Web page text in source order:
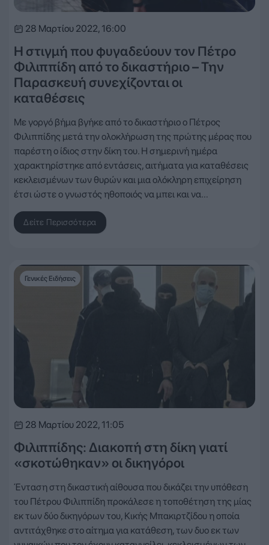
28 Μαρτίου 2022, 16:00
Η στιγμή που φυγαδεύουν τον Πέτρο
Φιλιππίδη από το δικαστήριο – Την
Παρασκευή συνεχίζονται οι
καταθέσεις
Με γοργό βήμα βγήκε από το δικαστήριο ο Πέτρος
Φιλιππίδης μετά την ολοκλήρωση της πρώτης μέρας που
παρέστη ο ίδιος στην δίκη του. Η σημερινή ημέρα
χαρακτηρίστηκε από εντάσεις, αιτήματα για καταθέσεις
κεκλεισμένων των θυρών και μια ολόκληρη επιχείρηση
έτσι ώστε ο γνωστός ηθοποιός να μπει και να…
Δείτε Περισσότερα
Γενικές Ειδήσεις
28 Μαρτίου 2022, 11:05
Φιλιππίδης: Διακοπή στη δίκη γιατί
«σκοτώθηκαν» οι δικηγόροι
Ένταση στη δικαστική αίθουσα που δικάζει την υπόθεση
του Πέτρου Φιλιππίδη προκάλεσε η τοποθέτηση της μίας
εκ των δύο δικηγόρων του, Κικής Μπακιρτζίδου η οποία
αντιτάχθηκε στο αίτημα για κατάθεση, των δυο εκ των